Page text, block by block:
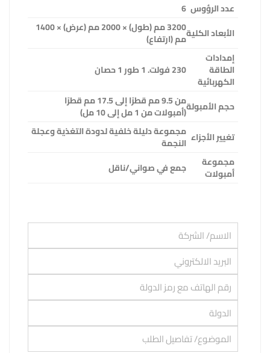
عدد الرؤوس 6
الأبعاد الكلية
3200 مم (طول) × 2000 مم (عرض) × 1400
مم (ارتفاع)
إمدادات
الطاقة
الكهربائية
230 فولت. 1 طور 1 حصان
حجم الأمبولة من 9.5 مم قطرًا إلى 17.5 مم قطرًا
(أمبولات من 1 مل إلى 10 مل)
تغيير الأجزاء مجموعة دليلة خلفية لدودة التغذية وعجلة
النجمة
مجموعة
أمبولات جمع في صواني/ناقل